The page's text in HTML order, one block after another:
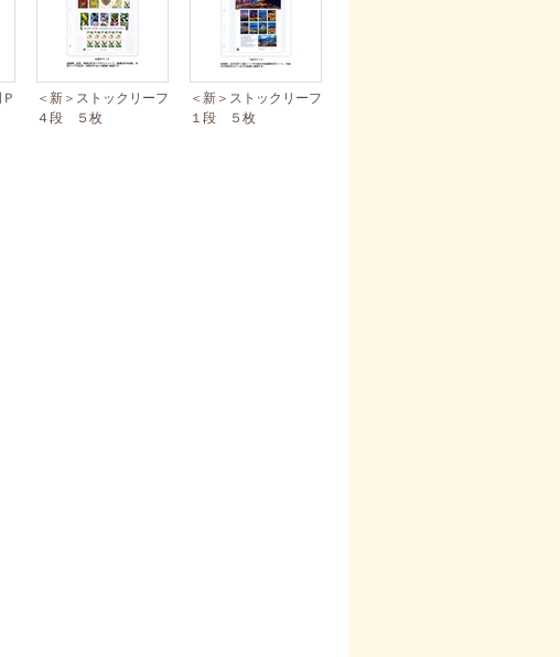
＜新＞ストックリーフ
４段 ５枚
＜新＞ストックリーフ
１段 ５枚